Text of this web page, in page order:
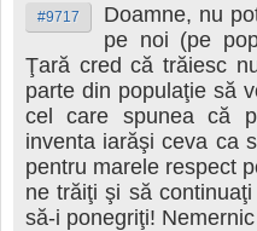
#9717
Doamne, nu
pe noi (pe
Ţară cred că trăiesc
parte din populaţie să
cel care spunea că
inventa iarăşi ceva ca
pentru marele respect
ne trăiţi şi să
să-i ponegriţi!